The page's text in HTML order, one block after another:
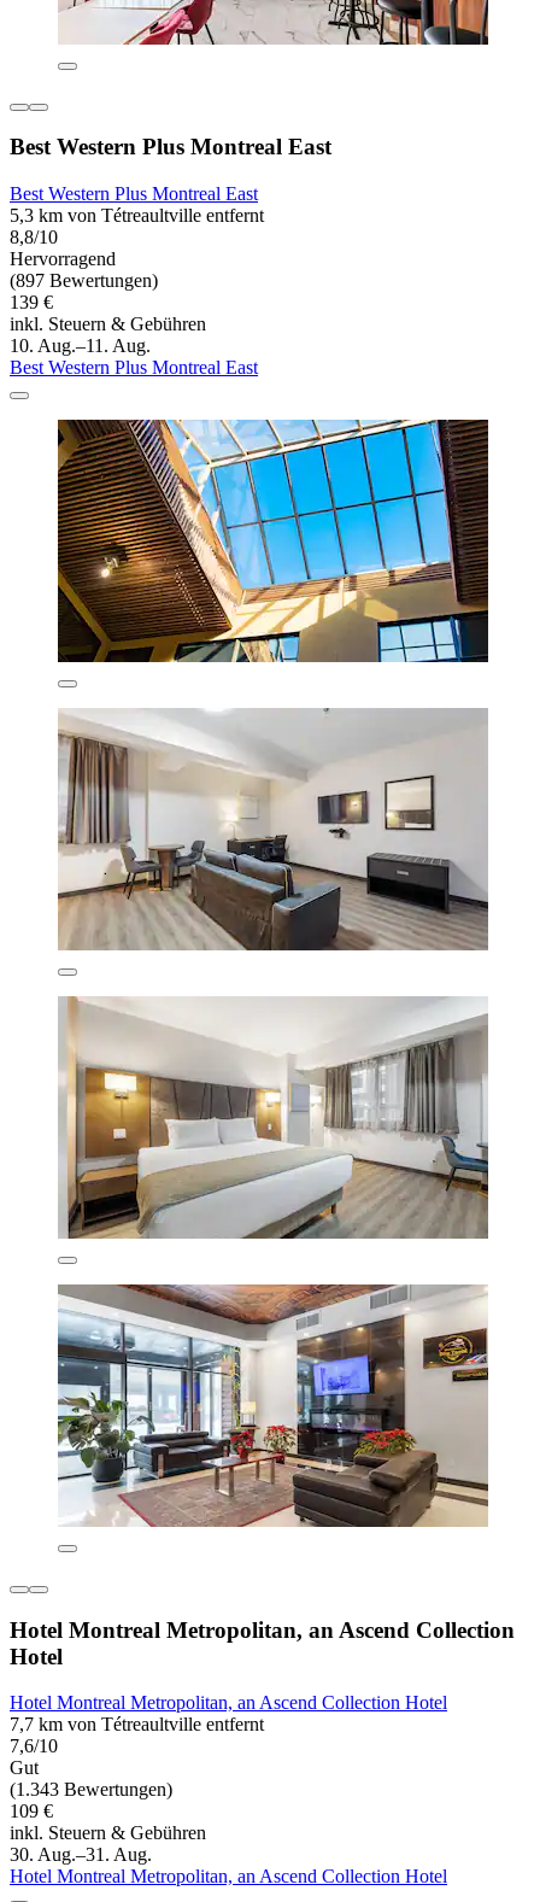
Best Western Plus Montreal East
Best Western Plus Montreal East
5,3 km von Tétreaultville entfernt
8,8/10
Hervorragend
(897 Bewertungen)
139 €
inkl. Steuern & Gebühren
10. Aug.–11. Aug.
Best Western Plus Montreal East
Hotel Montreal Metropolitan, an Ascend Collection
Hotel
Hotel Montreal Metropolitan, an Ascend Collection Hotel
7,7 km von Tétreaultville entfernt
7,6/10
Gut
(1.343 Bewertungen)
109 €
inkl. Steuern & Gebühren
30. Aug.–31. Aug.
Hotel Montreal Metropolitan, an Ascend Collection Hotel